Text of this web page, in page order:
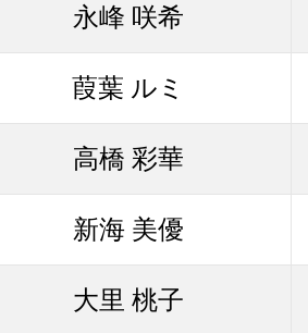
永峰 咲希
葭葉 ルミ
高橋 彩華
新海 美優
大里 桃子